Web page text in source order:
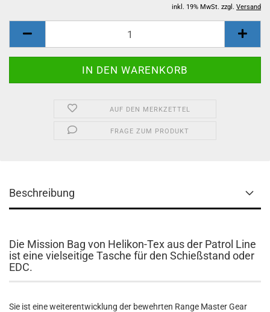
inkl. 19% MwSt. zzgl. Versand
AUF DEN MERKZETTEL
FRAGE ZUM PRODUKT
Beschreibung
Die Mission Bag von Helikon-Tex aus der Patrol Line
ist eine vielseitige Tasche für den Schießstand oder
EDC.
Sie ist eine weiterentwicklung der bewehrten Range Master Gear